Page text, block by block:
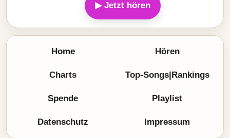
▶ Jetzt hören
Home Hören
Charts Top-Songs|Rankings
Spende Playlist
Datenschutz Impressum